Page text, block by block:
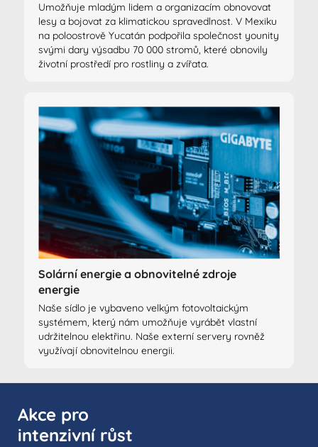
Umožňuje mladým lidem a organizacím obnovovat
lesy a bojovat za klimatickou spravedlnost. V Mexiku
na poloostrově Yucatán podpořila společnost younity
svými dary výsadbu 70 000 stromů, které obnovily
životní prostředí pro rostliny a zvířata.
Solární energie a obnovitelné zdroje
energie
Naše sídlo je vybaveno velkým fotovoltaickým
systémem, který nám umožňuje vyrábět vlastní
udržitelnou elektřinu. Naše externí servery rovněž
využívají obnovitelnou energii.
Akce pro
intenzivní růst